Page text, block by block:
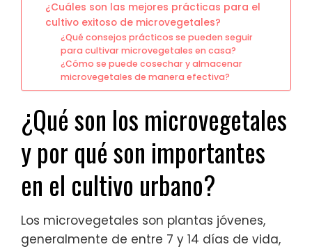
¿Cuáles son las mejores prácticas para el
cultivo exitoso de microvegetales?
¿Qué consejos prácticos se pueden seguir
para cultivar microvegetales en casa?
¿Cómo se puede cosechar y almacenar
microvegetales de manera efectiva?
¿Qué son los microvegetales
y por qué son importantes
en el cultivo urbano?
Los microvegetales son plantas jóvenes,
generalmente de entre 7 y 14 días de vida,